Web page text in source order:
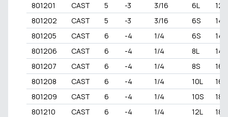
801201
CAST 5 -3 3/16 6L
801202
CAST 5 -3 3/16 6S
801205
CAST 6 -4 1/4 6S
801206
CAST 6 -4 1/4 8L
801207
CAST 6 -4 1/4 8S
801208
CAST 6 -4 1/4 10L
801209
CAST 6 -4 1/4 10S
801210
CAST 6 -4 1/4 12L